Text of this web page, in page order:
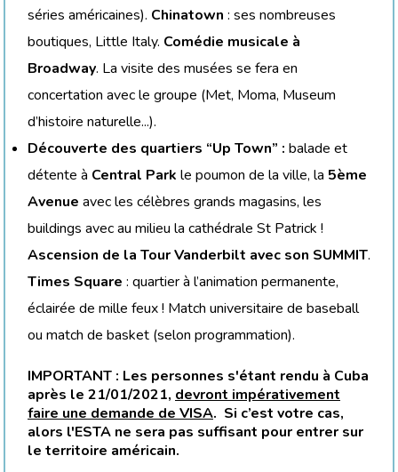
séries américaines). Chinatown : ses nombreuses
boutiques, Little Italy. Comédie musicale à
Broadway. La visite des musées se fera en
concertation avec le groupe (Met, Moma, Museum
d’histoire naturelle...).
Découverte des quartiers “Up Town” : balade et
détente à Central Park le poumon de la ville, la 5ème
Avenue avec les célèbres grands magasins, les
buildings avec au milieu la cathédrale St Patrick !
Ascension de la Tour Vanderbilt avec son SUMMIT.
Times Square : quartier à l’animation permanente,
éclairée de mille feux ! Match universitaire de baseball
ou match de basket (selon programmation).
IMPORTANT : Les personnes s'étant rendu à Cuba
après le 21/01/2021, devront impérativement
faire une demande de VISA. Si c’est votre cas,
alors l'ESTA ne sera pas suffisant pour entrer sur
le territoire américain.